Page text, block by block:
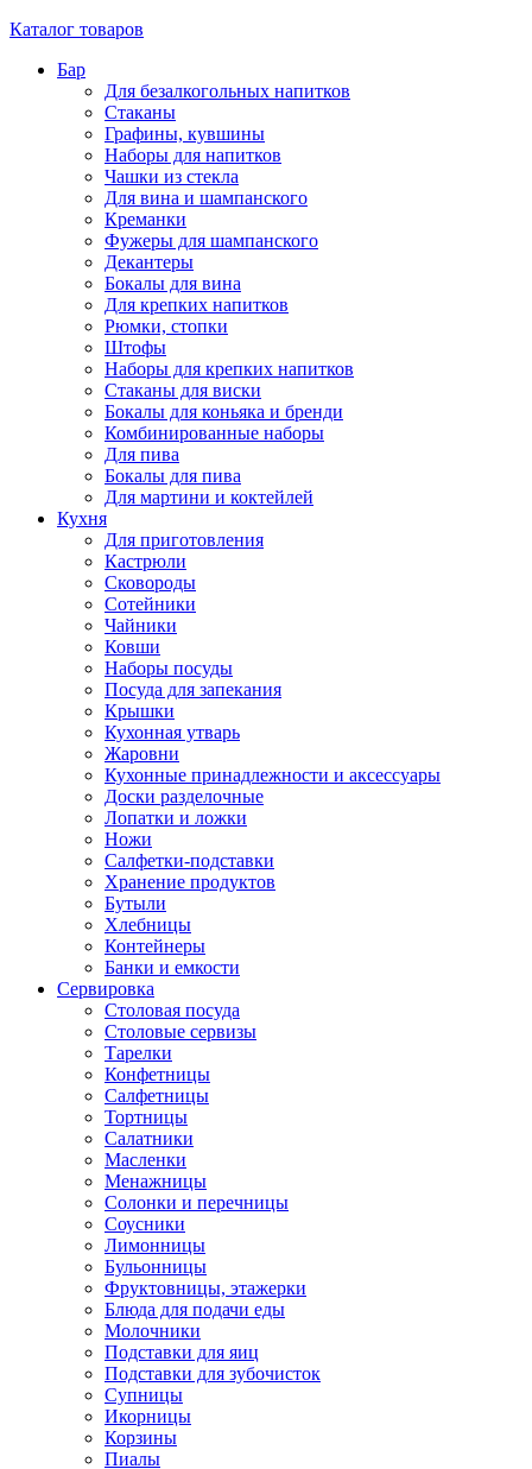
Каталог товаров
Бар
Для безалкогольных напитков
Стаканы
Графины, кувшины
Наборы для напитков
Чашки из стекла
Для вина и шампанского
Креманки
Фужеры для шампанского
Декантеры
Бокалы для вина
Для крепких напитков
Рюмки, стопки
Штофы
Наборы для крепких напитков
Стаканы для виски
Бокалы для коньяка и бренди
Комбинированные наборы
Для пива
Бокалы для пива
Для мартини и коктейлей
Кухня
Для приготовления
Кастрюли
Сковороды
Сотейники
Чайники
Ковши
Наборы посуды
Посуда для запекания
Крышки
Кухонная утварь
Жаровни
Кухонные принадлежности и аксессуары
Доски разделочные
Лопатки и ложки
Ножи
Салфетки-подставки
Хранение продуктов
Бутыли
Хлебницы
Контейнеры
Банки и емкости
Сервировка
Столовая посуда
Столовые сервизы
Тарелки
Конфетницы
Салфетницы
Тортницы
Салатники
Масленки
Менажницы
Солонки и перечницы
Соусники
Лимонницы
Бульонницы
Фруктовницы, этажерки
Блюда для подачи еды
Молочники
Подставки для яиц
Подставки для зубочисток
Супницы
Икорницы
Корзины
Пиалы